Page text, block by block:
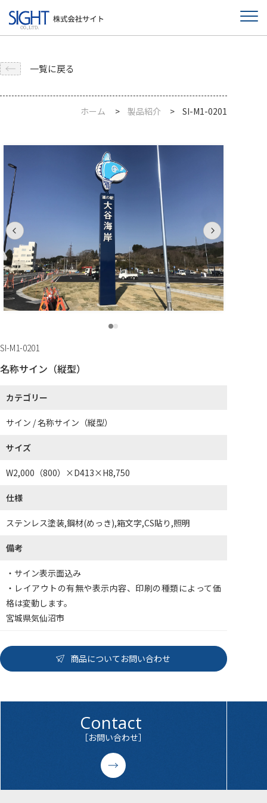
一覧に戻る
ホーム 製品紹介 SI-M1-0201
SI-M1-0201
名称サイン（縦型）
カテゴリー
サイン / 名称サイン（縦型）
サイズ
W2,000（800）×D413×H8,750
仕様
ステンレス塗装,鋼材(めっき),箱文字,CS貼り,照明
備考
・サイン表示面込み
・レイアウトの有無や表示内容、印刷の種類によって価
格は変動します。
宮城県気仙沼市
商品についてお問い合わせ
Contact
［お問い合わせ］